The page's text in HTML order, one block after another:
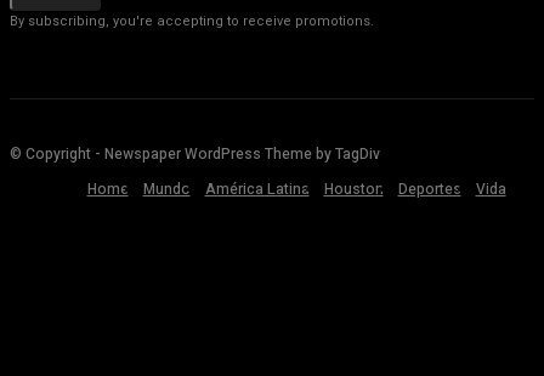
By subscribing, you're accepting to receive promotions.
© Copyright - Newspaper WordPress Theme by TagDiv
Home
Mundo América Latina Houston Deportes Vida